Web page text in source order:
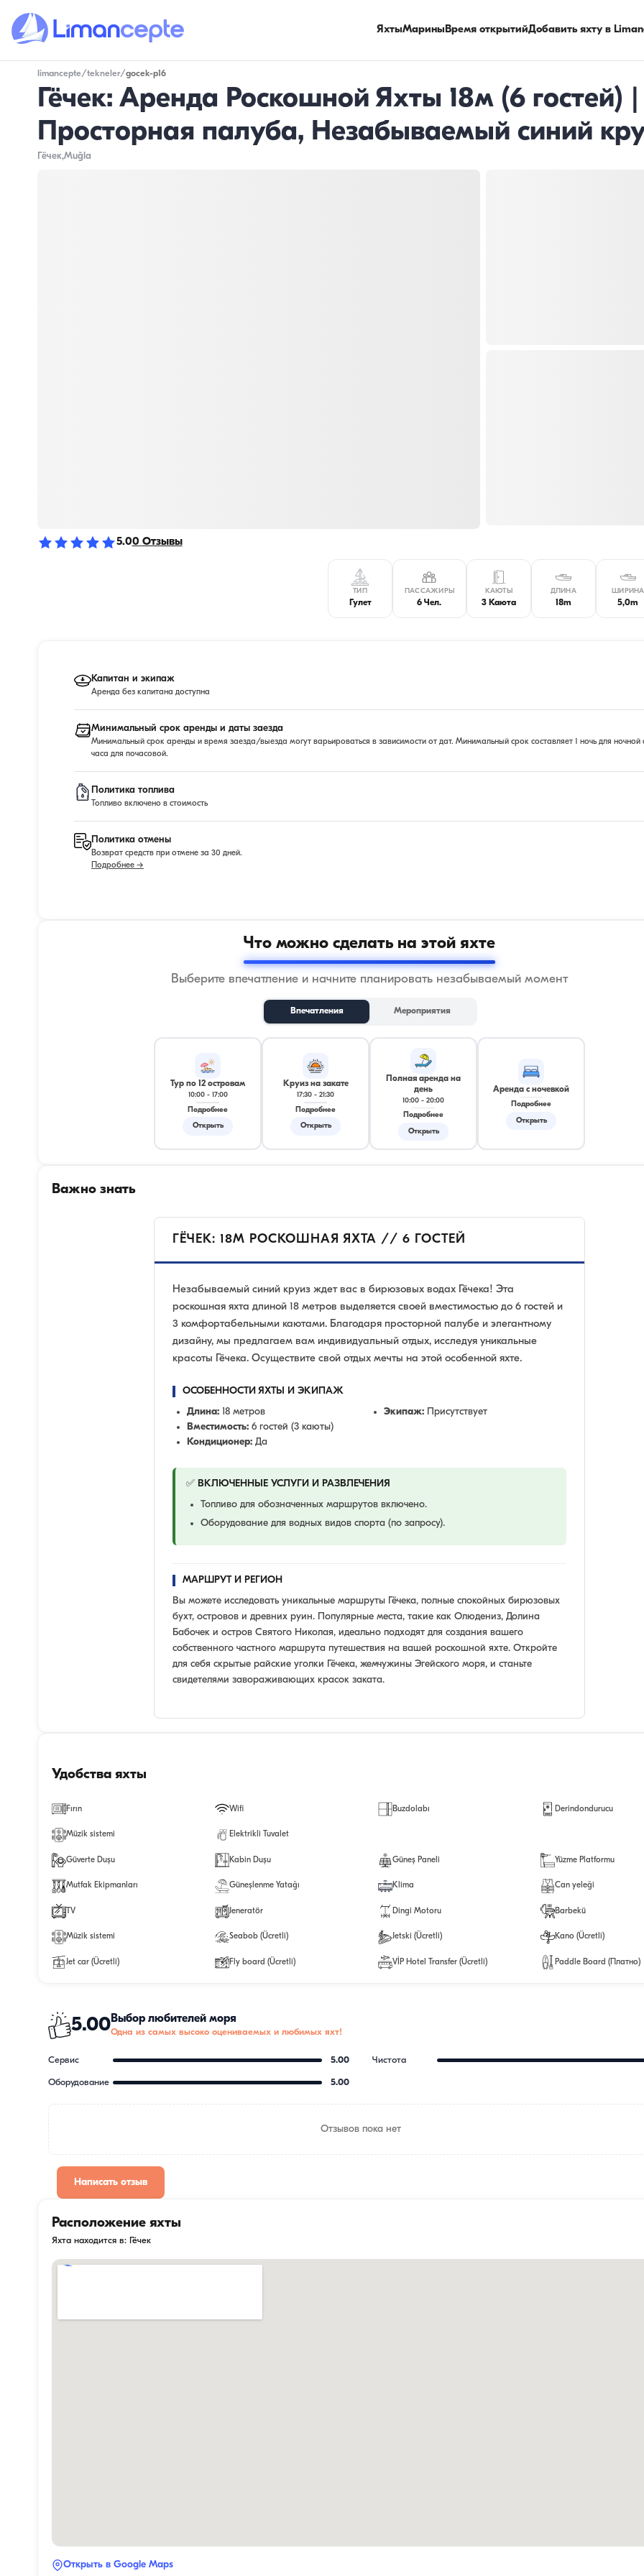
ЯхтыМариныВремя открытийДобавить яхту в
limancepte/tekneler/gocek-p16
Гёчек: Аренда Роскошной Яхты 18м (6 гостей)
Просторная палуба, Незабываемый синий
Гёчек,Muğla
5.00 Отзывы
ТИП
Гулет
ПАССАЖИРЫ
6 Чел.
КАЮТЫ
3 Каюта
ДЛИНА
18m
ШИРИНА
5,0m
Капитан и экипаж
Аренда без капитана доступна
Минимальный срок аренды и даты заезда
Минимальный срок аренды и время заезда/выезда могут варьироваться в зависимости от дат. Минимальный срок составляет 1 ночь для ночной
часа для почасовой.
Политика топлива
Топливо включено в стоимость
Политика отмены
Возврат средств при отмене за 30 дней.
Подробнее →
Что можно сделать на этой яхте
Выберите впечатление и начните планировать незабываемый момент
Впечатления Мероприятия
Тур по 12 островам
10:00- 17:00
Подробнее
Открыть
Круиз на закате
17:30 - 21:30
Подробнее
Открыть
Полная аренда на
день
10:00 - 20:00
Подробнее
Открыть
Аренда с ночевкой
Подробнее
Открыть
Важно знать
ГЁЧЕК: 18М РОСКОШНАЯ ЯХТА // 6 ГОСТЕЙ
Незабываемый синий круиз ждет вас в бирюзовых водах Гёчека! Эта
роскошная яхта длиной 18 метров выделяется своей вместимостью до 6 гостей и
3 комфортабельными каютами. Благодаря просторной палубе и элегантному
дизайну, мы предлагаем вам индивидуальный отдых, исследуя уникальные
красоты Гёчека. Осуществите свой отдых мечты на этой особенной яхте.
ОСОБЕННОСТИ ЯХТЫ И ЭКИПАЖ
Длина: 18 метров
Вместимость: 6 гостей (3 каюты)
Кондиционер: Да
Экипаж: Присутствует
✅ ВКЛЮЧЕННЫЕ УСЛУГИ И РАЗВЛЕЧЕНИЯ
Топливо для обозначенных маршрутов включено.
Оборудование для водных видов спорта (по запросу).
МАРШРУТ И РЕГИОН
Вы можете исследовать уникальные маршруты Гёчека, полные спокойных бирюзовых
бухт, островов и древних руин. Популярные места, такие как Олюдениз, Долина
Бабочек и остров Святого Николая, идеально подходят для создания вашего
собственного частного маршрута путешествия на вашей роскошной яхте. Откройте
для себя скрытые райские уголки Гёчека, жемчужины Эгейского моря, и станьте
свидетелями завораживающих красок заката.
Удобства яхты
Fırın Wifi Buzdolabı Derindondurucu
Müzik sistemi Elektrikli Tuvalet
Güverte Duşu Kabin Duşu Güneş Paneli Yüzme Platformu
Mutfak Ekipmanları Güneşlenme Yatağı Klima Can yeleği
TV Jeneratör Dingi Motoru Barbekü
Müzik sistemi Seabob (Ücretli) Jetski (Ücretli) Kano (Ücretli)
Jet car (Ücretli) Fly board (Ücretli) VİP Hotel Transfer (Ücretli) Paddle Board (Платно)
5.00Выбор любителей моря
Одна из самых высоко оцениваемых и любимых яхт!
Сервис 5.00 Чистота
Оборудование 5.00
Отзывов пока нет
Написать отзыв
Расположение яхты
Яхта находится в: Гёчек
Открыть в Google Maps